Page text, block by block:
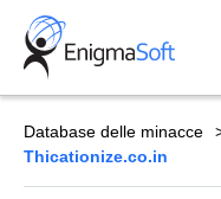
Skip
content
Database delle minacce
Thicationize.co.in